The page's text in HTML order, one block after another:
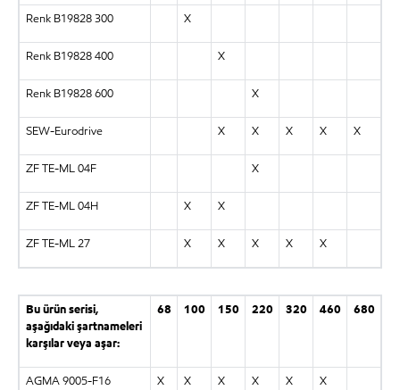
Renk B19828 300 X
Renk B19828 400 X
Renk B19828 600 X
SEW-Eurodrive X X X X X
ZF TE-ML 04F X
ZF TE-ML 04H X X
ZF TE-ML 27 X X X X X
Bu ürün serisi,
aşağıdaki şartnameleri
karşılar veya aşar:
68 100 150 220 320 460 680
AGMA 9005-F16 X X X X X X